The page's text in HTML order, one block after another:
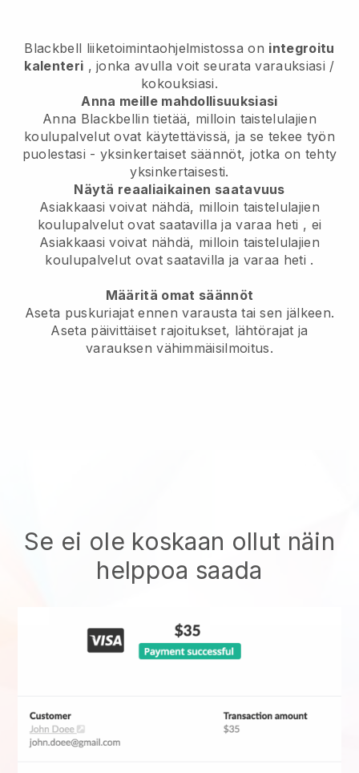
Blackbell liiketoimintaohjelmistossa on integroitu
kalenteri , jonka avulla voit seurata varauksiasi /
kokouksiasi.
Anna meille mahdollisuuksiasi
Anna Blackbellin tietää, milloin taistelulajien
koulupalvelut ovat käytettävissä, ja se tekee työn
puolestasi - yksinkertaiset säännöt, jotka on tehty
yksinkertaisesti.
Näytä reaaliaikainen saatavuus
Asiakkaasi voivat nähdä, milloin taistelulajien
koulupalvelut ovat saatavilla ja varaa heti , ei
Asiakkaasi voivat nähdä, milloin taistelulajien
koulupalvelut ovat saatavilla ja varaa heti .
Määritä omat säännöt
Aseta puskuriajat ennen varausta tai sen jälkeen.
Aseta päivittäiset rajoitukset, lähtörajat ja
varauksen vähimmäisilmoitus.
Se ei ole koskaan ollut näin
helppoa saada